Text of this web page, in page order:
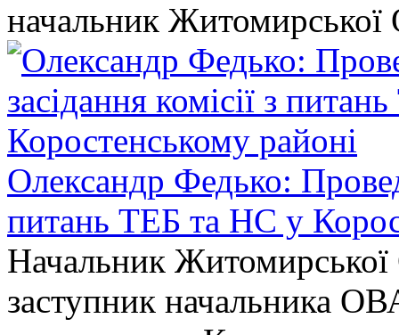
начальник
Олександр Федько:
питань ТЕБ та НС у
Начальник
заступник начальника